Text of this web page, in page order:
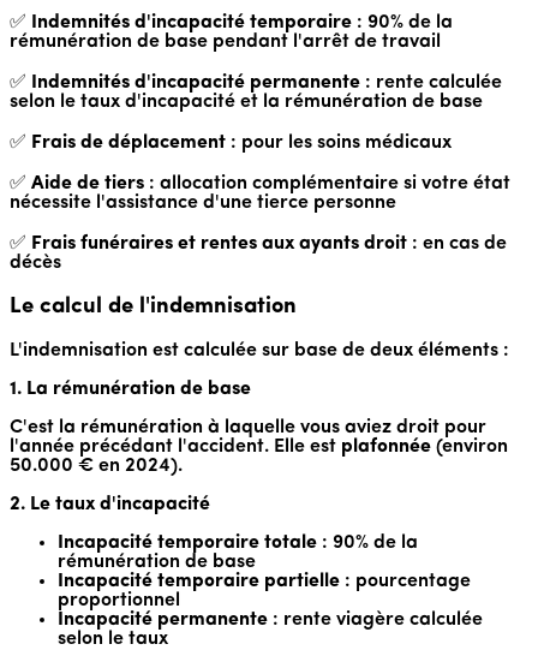
✅ Indemnités d'incapacité temporaire : 90% de la
rémunération de base pendant l'arrêt de travail
✅ Indemnités d'incapacité permanente : rente calculée
selon le taux d'incapacité et la rémunération de base
✅ Frais de déplacement : pour les soins médicaux
✅ Aide de tiers : allocation complémentaire si votre état
nécessite l'assistance d'une tierce personne
✅ Frais funéraires et rentes aux ayants droit : en cas de
décès
Le calcul de l'indemnisation
L'indemnisation est calculée sur base de deux éléments :
1. La rémunération de base
C'est la rémunération à laquelle vous aviez droit pour
l'année précédant l'accident. Elle est plafonnée (environ
50.000 € en 2024).
2. Le taux d'incapacité
Incapacité temporaire totale : 90% de la
rémunération de base
Incapacité temporaire partielle : pourcentage
proportionnel
Incapacité permanente : rente viagère calculée
selon le taux